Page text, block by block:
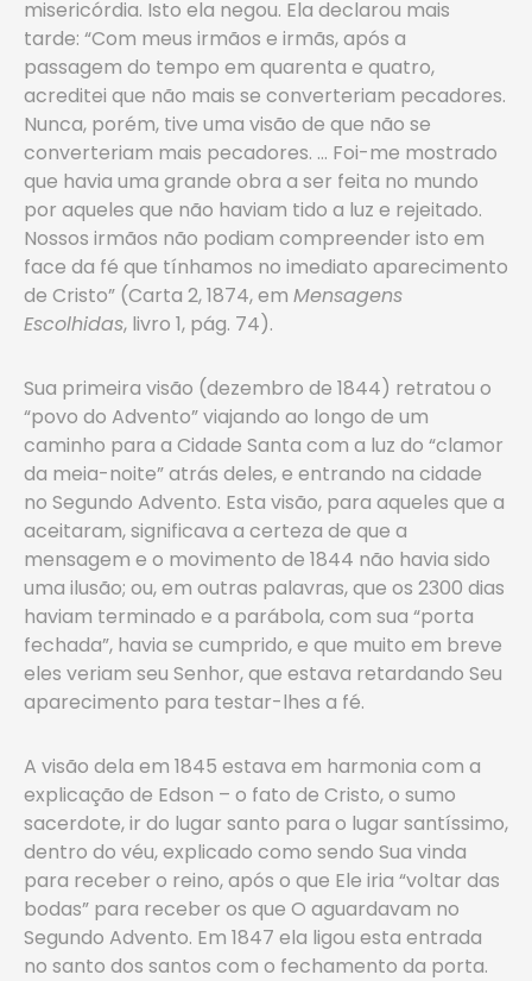
misericórdia. Isto ela negou. Ela declarou mais
tarde: “Com meus irmãos e irmãs, após a
passagem do tempo em quarenta e quatro,
acreditei que não mais se converteriam pecadores.
Nunca, porém, tive uma visão de que não se
converteriam mais pecadores. … Foi-me mostrado
que havia uma grande obra a ser feita no mundo
por aqueles que não haviam tido a luz e rejeitado.
Nossos irmãos não podiam compreender isto em
face da fé que tínhamos no imediato aparecimento
de Cristo” (Carta 2, 1874, em Mensagens
Escolhidas, livro 1, pág. 74).
Sua primeira visão (dezembro de 1844) retratou o
“povo do Advento” viajando ao longo de um
caminho para a Cidade Santa com a luz do “clamor
da meia-noite” atrás deles, e entrando na cidade
no Segundo Advento. Esta visão, para aqueles que a
aceitaram, significava a certeza de que a
mensagem e o movimento de 1844 não havia sido
uma ilusão; ou, em outras palavras, que os 2300 dias
haviam terminado e a parábola, com sua “porta
fechada”, havia se cumprido, e que muito em breve
eles veriam seu Senhor, que estava retardando Seu
aparecimento para testar-lhes a fé.
A visão dela em 1845 estava em harmonia com a
explicação de Edson – o fato de Cristo, o sumo
sacerdote, ir do lugar santo para o lugar santíssimo,
dentro do véu, explicado como sendo Sua vinda
para receber o reino, após o que Ele iria “voltar das
bodas” para receber os que O aguardavam no
Segundo Advento. Em 1847 ela ligou esta entrada
no santo dos santos com o fechamento da porta.